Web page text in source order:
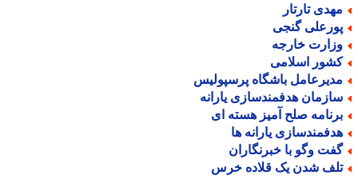
تارتار
گنجی
خارجه
اسلامی
باشگاه پرسپولیس
هدفمندسازی یارانه
صلح آمیز هسته ای
یارانه ها
وگو با خبرنگاران
شدن یک قلاده خرس